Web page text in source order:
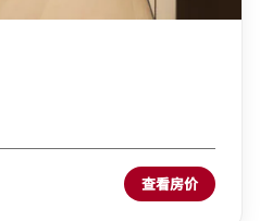
查看房价